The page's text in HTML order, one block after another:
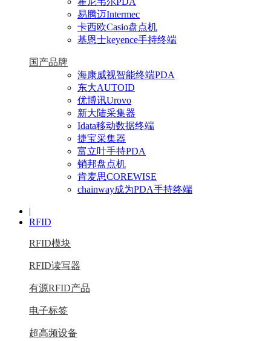
易腾迈Intermec
卡西欧Casio盘点机
基恩士keyence手持终端
国产品牌
海康威视智能终端PDA
东大AUTOID
优博讯Urovo
新大陆采集器
Idata移动数据终端
捷宝采集器
富立叶手持PDA
销邦盘点机
肯麦思COREWISE
chainway成为PDA手持终端
|
RFID
RFID模块
RFID读写器
有源RFID产品
电子标签
超高频设备